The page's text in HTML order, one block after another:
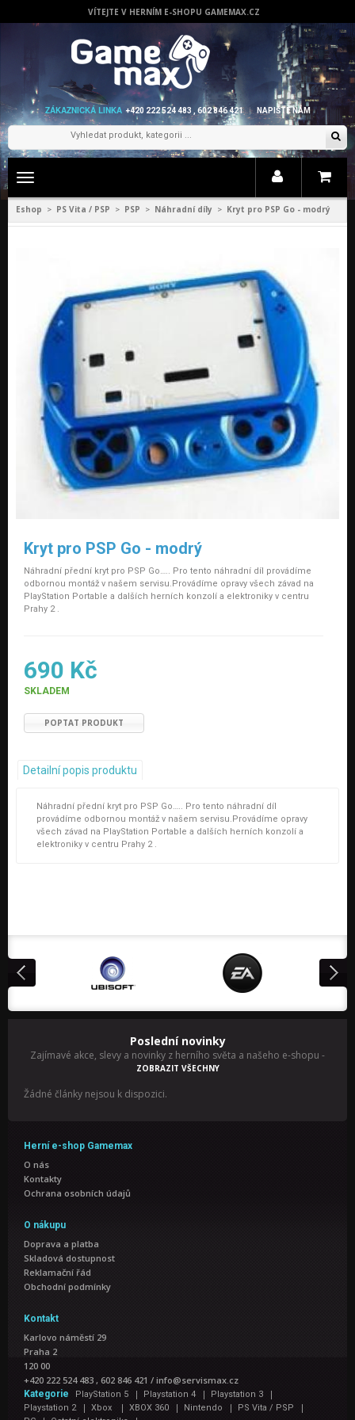
VÍTEJTE V HERNÍM E-SHOPU GAMEMAX.CZ
ZÁKAZNICKÁ LINKA +420 222 524 483 , 602 846 421 NAPIŠTE NÁM
Zobrazit
Eshop > PS Vita / PSP > PSP > Náhradní díly > Kryt pro PSP Go - modrý
Kryt pro PSP Go - modrý
Náhradní přední kryt pro PSP Go….. Pro tento náhradní díl provádíme
odbornou montáž v našem servisu.Provádíme opravy všech závad na
PlayStation Portable a dalších herních konzolí a elektroniky v centru
Prahy 2 .
690 Kč
SKLADEM
POPTAT PRODUKT
Detailní popis produktu
Náhradní přední kryt pro PSP Go….. Pro tento náhradní díl
provádíme odbornou montáž v našem servisu.Provádíme opravy
všech závad na PlayStation Portable a dalších herních konzolí a
elektroniky v centru Prahy 2 .
Poslední novinky
Zajímavé akce, slevy a novinky z herního světa a našeho e-shopu -
ZOBRAZIT VŠECHNY
Žádné články nejsou k dispozici.
Herní e-shop Gamemax
O nás
Kontakty
Ochrana osobních údajů
O nákupu
Doprava a platba
Skladová dostupnost
Reklamační řád
Obchodní podmínky
Kontakt
Karlovo náměstí 29
Praha 2
120 00
+420 222 524 483 , 602 846 421 / info@servismax.cz
Kategorie PlayStation 5 | Playstation 4 | Playstation 3 |
Playstation 2 | Xbox | XBOX 360 | Nintendo | PS Vita / PSP |